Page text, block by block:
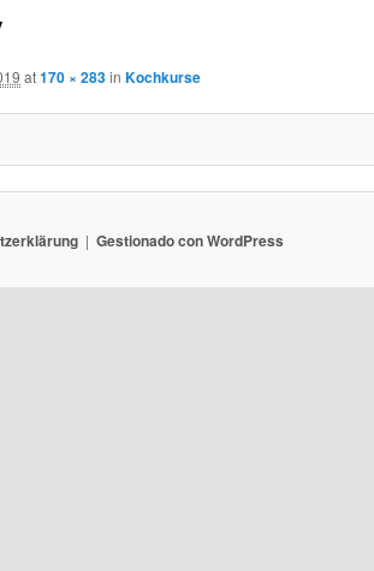
at170 × 283inKochkurse
Gestionado con WordPress